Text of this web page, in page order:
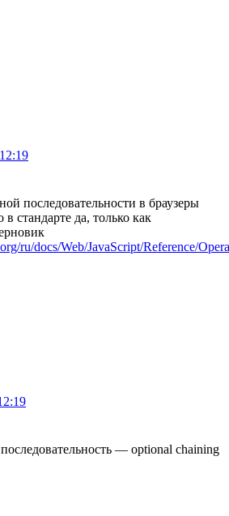
последовательности в браузеры
стандарте да, только как
ru/docs/Web/JavaScript/Reference/
— optional chaining